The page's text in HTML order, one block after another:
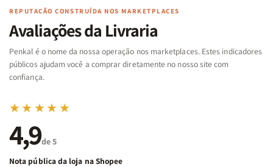
Famílias
Bíblia
-
Penkal
Famílias
da
Bíblia
-
Penkal
de
REPUTAÇÃO CONSTRUÍDA NOS MARKETPLACES
Avaliações da Livraria
Penkal é o nome da nossa operação nos marketplaces. Estes indicadores
públicos ajudam você a comprar diretamente no nosso site com
confiança.
★★★★★
4,9de 5
Nota pública da loja na Shopee